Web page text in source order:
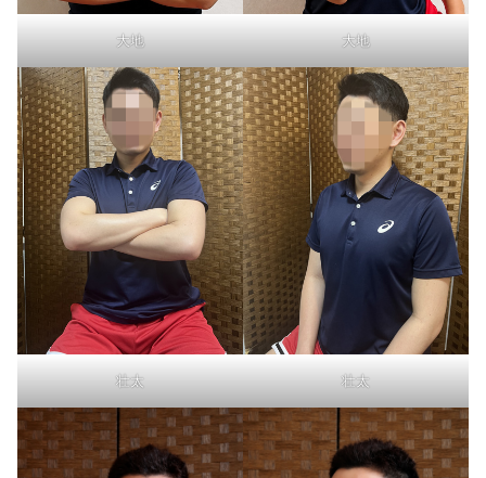
大地 大地
壮太 壮太